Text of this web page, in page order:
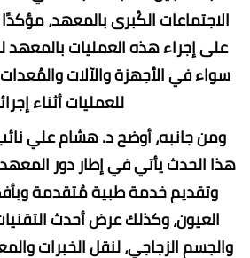
للعمليات أثناء